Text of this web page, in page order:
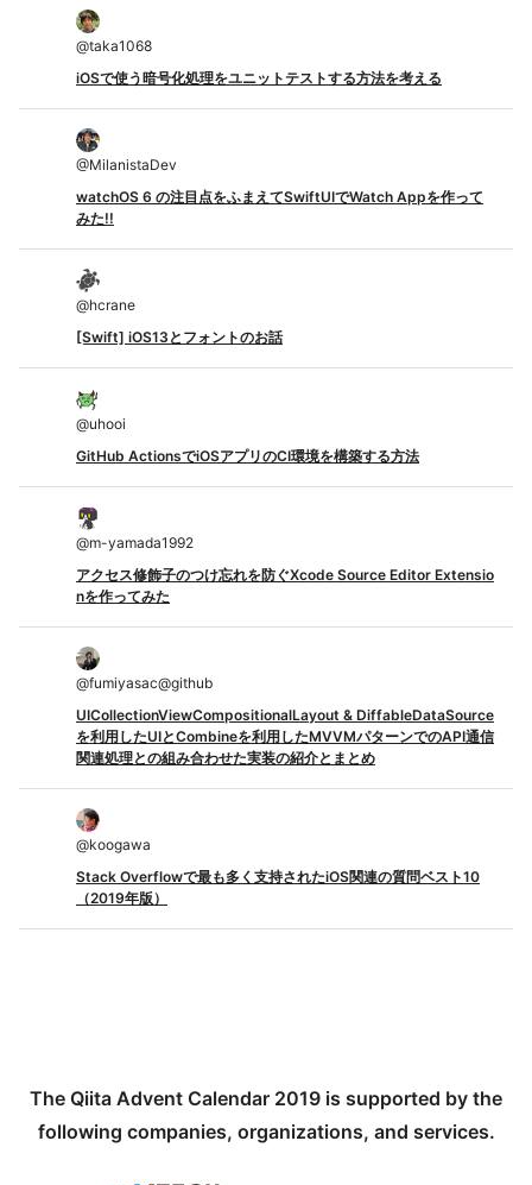
@taka1068
iOSで使う暗号化処理をユニットテストする方法を考える
@MilanistaDev
watchOS 6 の注目点をふまえてSwiftUIでWatch Appを作って
みた!!
@hcrane
[Swift] iOS13とフォントのお話
@uhooi
GitHub ActionsでiOSアプリのCI環境を構築する方法
@m-yamada1992
アクセス修飾子のつけ忘れを防ぐXcode Source Editor Extensio
nを作ってみた
@fumiyasac@github
UICollectionViewCompositionalLayout & DiffableDataSource
を利用したUIとCombineを利用したMVVMパターンでのAPI通信
関連処理との組み合わせた実装の紹介とまとめ
@koogawa
Stack Overflowで最も多く支持されたiOS関連の質問ベスト10
（2019年版）
The Qiita Advent Calendar 2019 is supported by the
following companies, organizations, and services.